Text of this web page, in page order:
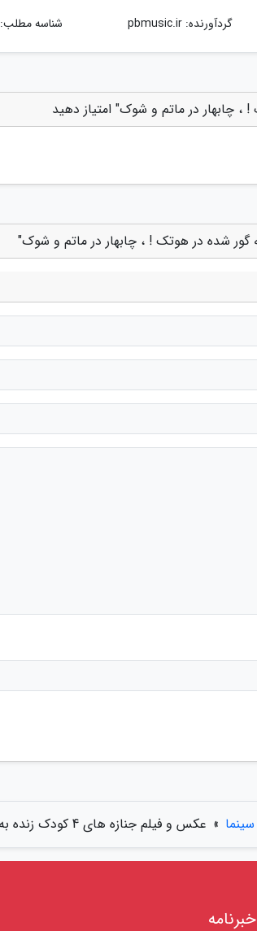
گردآورنده:pbmusic.ir شناسه مطلب: 7420
سینما » عکس و فیلم جنازه های 4 کودک زنده به گور شده در هوتک ! ، چابهار در ماتم و شوک
خبرنامه